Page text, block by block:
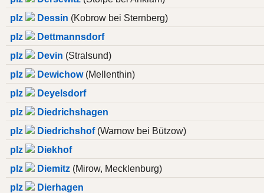
plz
Dessin (Kobrow bei Sternberg)
plz
Dettmannsdorf
plz
Devin (Stralsund)
plz
Dewichow(Mellenthin)
plz
Deyelsdorf
plz
Diedrichshagen
plz
Diedrichshof(Warnow bei Bützow)
plz
Diekhof
plz
Diemitz (Mirow, Mecklenburg)
plz
Dierhagen